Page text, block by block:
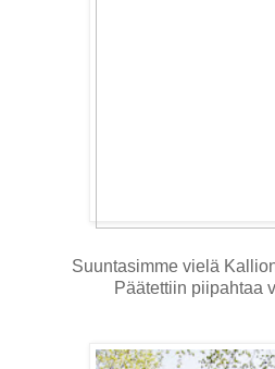
Suuntasimme vielä
Päätettiin piipahtaa